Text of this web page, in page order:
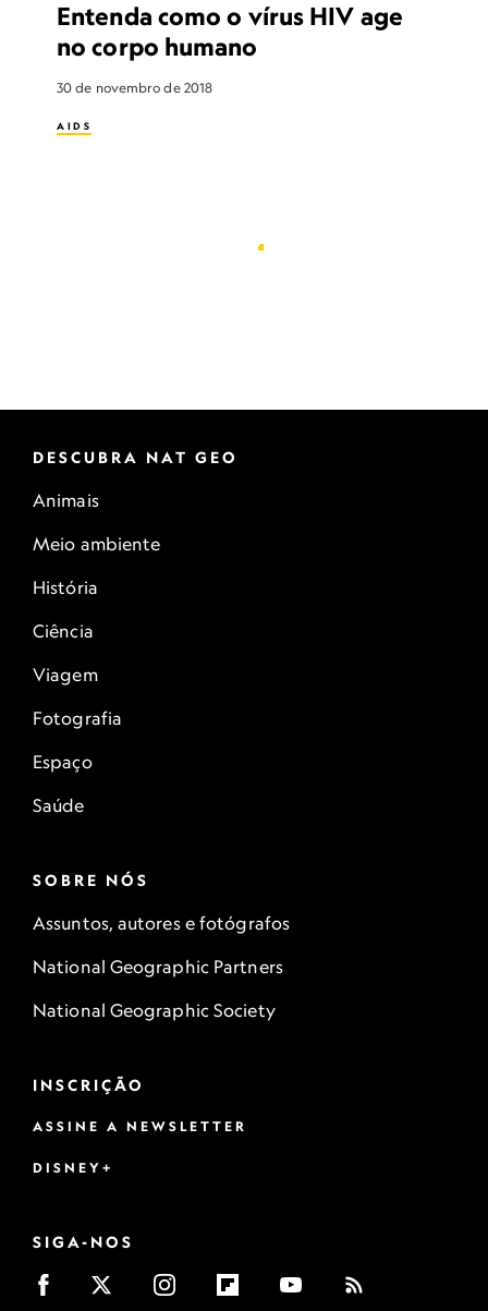
Entenda como o vírus HIV age
no corpo humano
30 de novembro de 2018
AIDS
DESCUBRA NAT GEO
Animais
Meio ambiente
História
Ciência
Viagem
Fotografia
Espaço
Saúde
SOBRE NÓS
Assuntos, autores e fotógrafos
National Geographic Partners
National Geographic Society
INSCRIÇÃO
ASSINE A NEWSLETTER
DISNEY+
SIGA-NOS